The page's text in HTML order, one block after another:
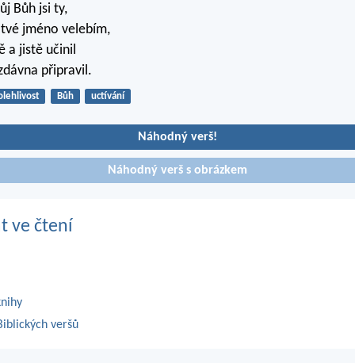
Bůh jsi ty,
jméno velebím,
a jistě učinil
připravil.
Bůh uctívání
Náhodný verš!
Náhodný verš s obrázkem
ve čtení
veršů